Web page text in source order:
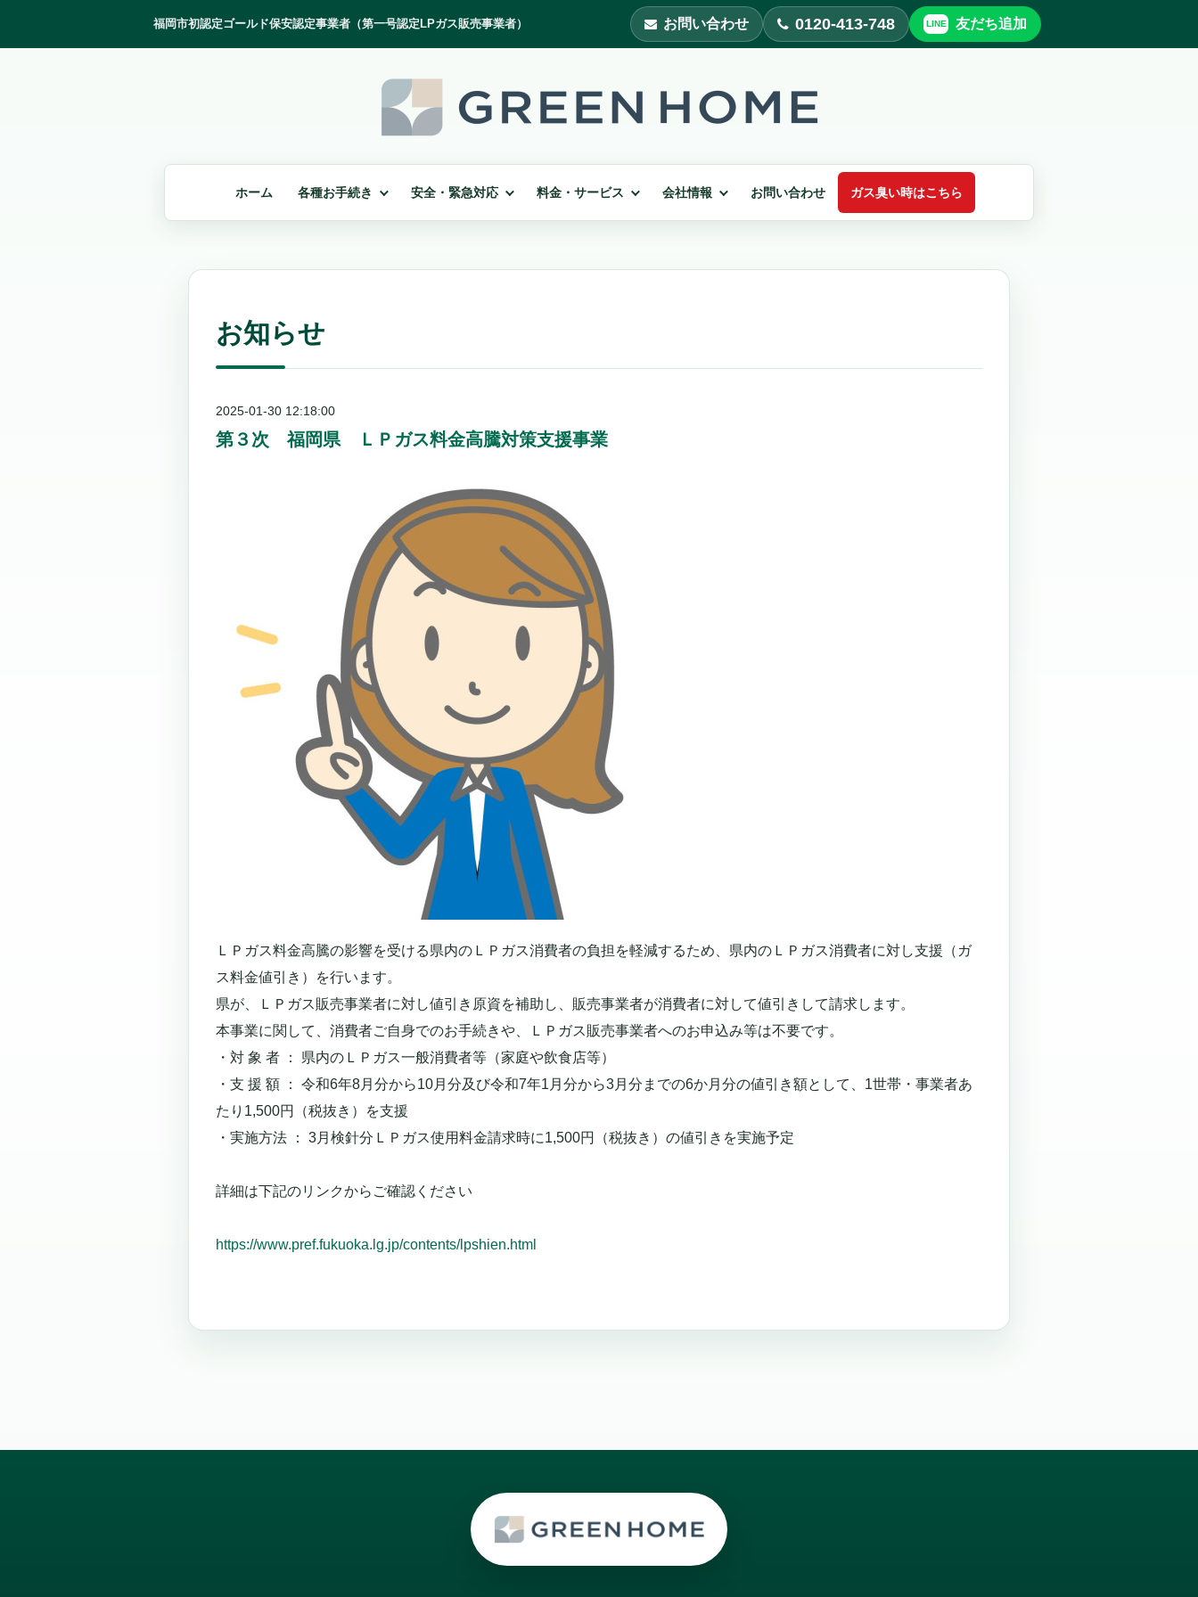
お問い合わせ 0120-413-748 友だち追加
ホーム 各種お手続き 安全・緊急対応 料金・サービス 会社情報 お問い合わせ ガス臭い時はこちら
お知らせ
2025-01-30 12:18:00
第３次 福岡県 ＬＰガス料金高騰対策支援事業
ＬＰガス料金高騰の影響を受ける県内のＬＰガス消費者の負担を軽減するため、県内のＬＰガス消費者に対し支援（ガ
ス料金値引き）を行います。
県が、ＬＰガス販売事業者に対し値引き原資を補助し、販売事業者が消費者に対して値引きして請求します。
本事業に関して、消費者ご自身でのお手続きや、ＬＰガス販売事業者へのお申込み等は不要です。
・対 象 者 ： 県内のＬＰガス一般消費者等（家庭や飲食店等）
・支 援 額 ： 令和6年8月分から10月分及び令和7年1月分から3月分までの6か月分の値引き額として、1世帯・事業者あ
たり1,500円（税抜き）を支援
・実施方法 ： 3月検針分ＬＰガス使用料金請求時に1,500円（税抜き）の値引きを実施予定
詳細は下記のリンクからご確認ください
https://www.pref.fukuoka.lg.jp/contents/lpshien.html